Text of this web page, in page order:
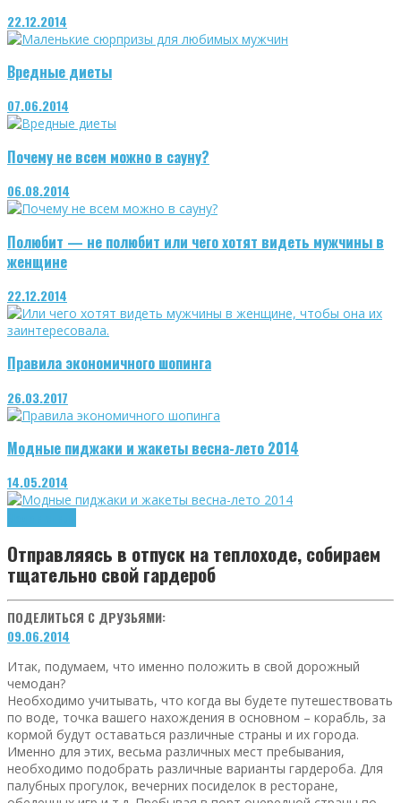
22.12.2014
Вредные диеты
07.06.2014
Почему не всем можно в сауну?
06.08.2014
Полюбит — не полюбит или чего хотят видеть мужчины в
женщине
22.12.2014
Правила экономичного шопинга
26.03.2017
Модные пиджаки и жакеты весна-лето 2014
14.05.2014
Отправляясь в отпуск на теплоходе, собираем
тщательно свой гардероб
ПОДЕЛИТЬСЯ С ДРУЗЬЯМИ:
09.06.2014
Итак, подумаем, что именно положить в свой дорожный
чемодан?
Необходимо учитывать, что когда вы будете путешествовать
по воде, точка вашего нахождения в основном – корабль, за
кормой будут оставаться различные страны и их города.
Именно для этих, весьма различных мест пребывания,
необходимо подобрать различные варианты гардероба. Для
палубных прогулок, вечерних посиделок в ресторане,